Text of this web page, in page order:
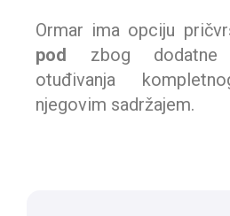
Ormar ima opciju
pod zbog dodatne
otuđivanja
njegovim sadržajem.